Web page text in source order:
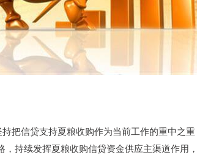
信贷支持夏粮收购作为当前工作的重中之重
，持续发挥夏粮收购信贷资金供应主渠道作用